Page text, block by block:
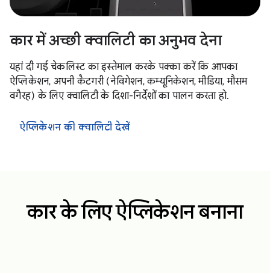
कार में अच्छी क्वालिटी का अनुभव देना
यहां दी गई चेकलिस्ट का इस्तेमाल करके पक्का करें कि आपका
ऐप्लिकेशन, अपनी कैटगरी (नेविगेशन, कम्यूनिकेशन, मीडिया, मौसम
वगैरह) के लिए क्वालिटी के दिशा-निर्देशों का पालन करता हो.
ऐप्लिकेशन की क्वालिटी देखें
कार के लिए ऐप्लिकेशन बनाना